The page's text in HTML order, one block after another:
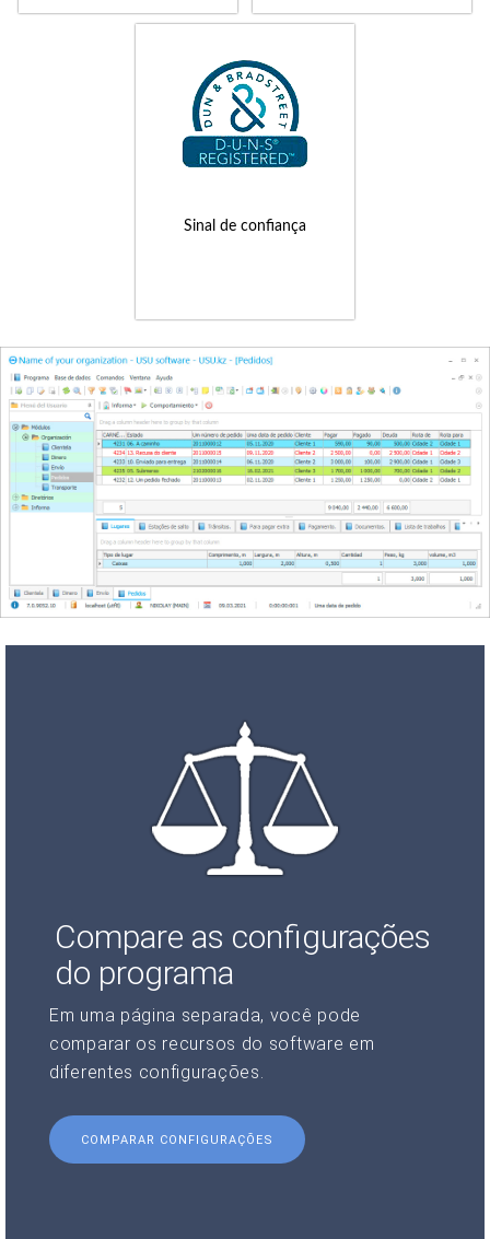
Sinal de confiança
Compare as configurações
do programa
Em uma página separada, você pode
comparar os recursos do software em
diferentes configurações.
COMPARAR CONFIGURAÇÕES